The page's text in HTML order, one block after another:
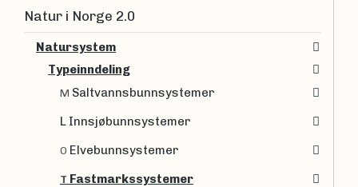
Natur i Norge 2.0
Natursystem
Typeinndeling
M Saltvannsbunnsystemer
L Innsjøbunnsystemer
O Elvebunnsystemer
T Fastmarkssystemer